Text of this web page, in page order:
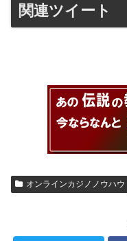
関連ツイート
オンラインカジノノウハウ